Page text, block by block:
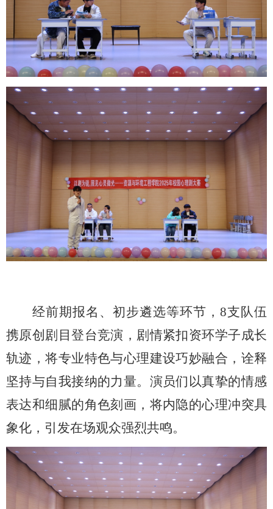
经前期报名、初步遴选等环节， 8支队伍
携原创剧目登台竞演，剧情紧扣资环学子成长
轨迹，将专业特色与心理建设巧妙融合，诠释
坚持与自我接纳的力量。演员们以真挚的情感
表达和细腻的角色刻画，将内隐的心理冲突具
象化，引发在场观众强烈共鸣。